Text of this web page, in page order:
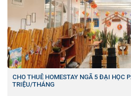
CHO THUÊ HOMESTAY NGÃ 5 ĐẠI HỌC
TRIỆU/THÁNG